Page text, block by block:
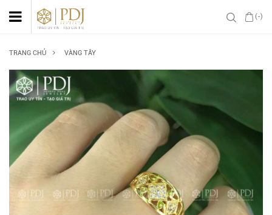
(-)
TRANG CHỦ VÀNG TÂY